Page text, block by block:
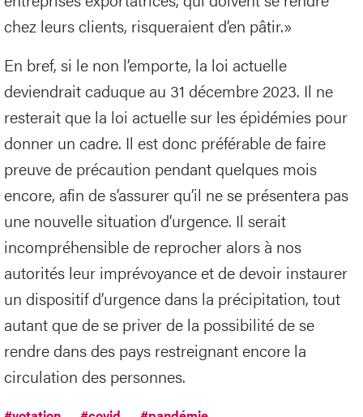
chez leurs clients, risqueraient d’en pâtir.»
En bref, si le non l’emporte, la loi actuelle
deviendrait caduque au 31 décembre 2023. Il ne
resterait que la loi actuelle sur les épidémies pour
donner un cadre. Il est donc préférable de faire
preuve de précaution pendant quelques mois
encore, afin de s’assurer qu’il ne se présentera pas
une nouvelle situation d’urgence. Il serait
incompréhensible de reprocher alors à nos
autorités leur imprévoyance et de devoir instaurer
un dispositif d’urgence dans la précipitation, tout
autant que de se priver de la possibilité de se
rendre dans des pays restreignant encore la
circulation des personnes.